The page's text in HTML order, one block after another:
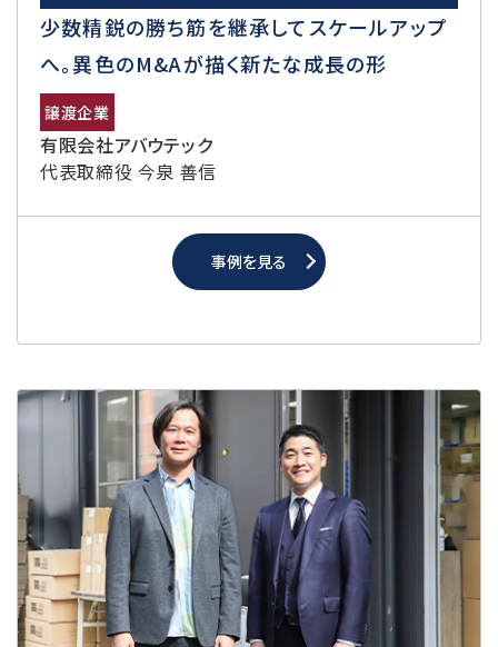
少数精鋭の勝ち筋を継承してスケールアップ
へ。異色のM&Aが描く新たな成長の形
譲渡企業
有限会社アバウテック
代表取締役 今泉 善信
事例を見る